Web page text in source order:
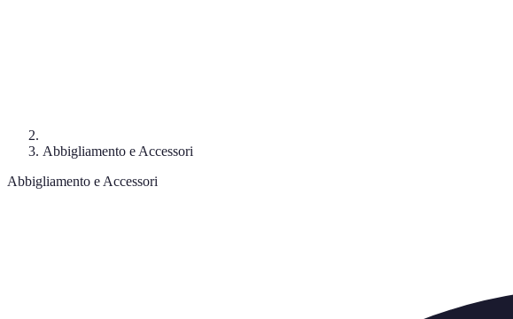
Abbigliamento e Accessori
Abbigliamento e Accessori